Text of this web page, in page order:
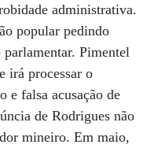
administrativa.
popular pedindo
parlamentar. Pimentel
irá processar o
e falsa acusação de
de Rodrigues não
mineiro. Em maio,